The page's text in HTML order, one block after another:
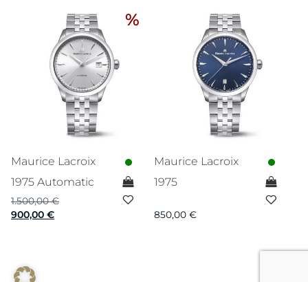
%
Maurice Lacroix
1975 Automatic
1.500,00€
Ursprünglicher
900,00 €Aktueller
Maurice Lacroix
1975
850,00 €